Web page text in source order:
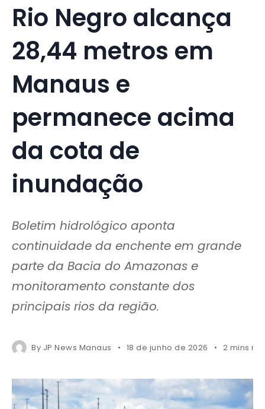
Rio Negro alcança
28,44 metros em
Manaus e
permanece acima
da cota de
inundação
Boletim hidrológico aponta
continuidade da enchente em grande
parte da Bacia do Amazonas e
monitoramento constante dos
principais rios da região.
By JP News Manaus 18 de junho de 2026 2 mins